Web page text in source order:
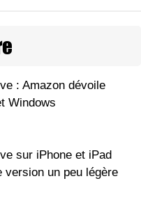
: Amazon dévoile
Windows
sur iPhone et iPad
version un peu légère